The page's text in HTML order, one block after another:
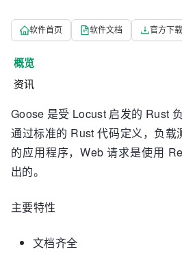
软件首页 软件文档 官方下载
概览
资讯
Goose 是受 Locust 启发的 Rust
通过标准的 Rust 代码定义，负载
的应用程序，Web 请求是使用
出的。
主要特性
文档齐全